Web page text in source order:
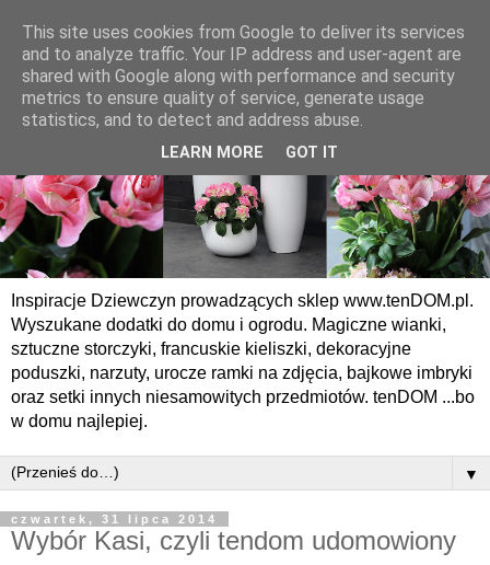
Inspiracje Dziewczyn prowadzących sklep www.tenDOM.pl.
Wyszukane dodatki do domu i ogrodu. Magiczne wianki,
sztuczne storczyki, francuskie kieliszki, dekoracyjne
poduszki, narzuty, urocze ramki na zdjęcia, bajkowe imbryki
oraz setki innych niesamowitych przedmiotów. tenDOM ...bo
w domu najlepiej.
▼
czwartek, 31 lipca 2014
Wybór Kasi, czyli tendom udomowiony
This site uses cookies from Google to deliver its services
and to analyze traffic. Your IP address and user-agent are
shared with Google along with performance and security
metrics to ensure quality of service, generate usage
statistics, and to detect and address abuse.
LEARN MORE GOT IT